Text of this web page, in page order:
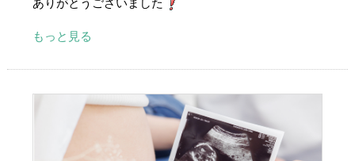
ありがとうございました
もっと見る